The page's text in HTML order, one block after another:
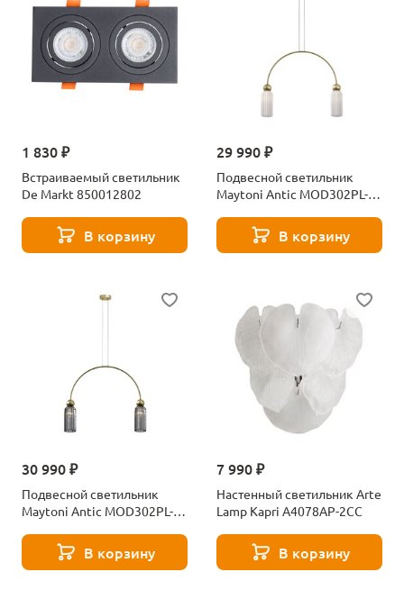
1 830 ₽
Встраиваемый светильник
De Markt 850012802
В корзину
29 990 ₽
Подвесной светильник
Maytoni Antic MOD302PL-
В корзину
30 990 ₽
Подвесной светильник
Maytoni Antic MOD302PL-
В корзину
7 990 ₽
Настенный светильник Arte
Lamp Kapri A4078AP-2CC
В корзину